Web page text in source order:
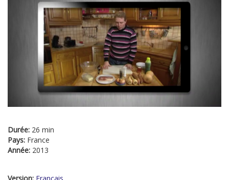
Durée: 26 min
Pays: France
Année: 2013